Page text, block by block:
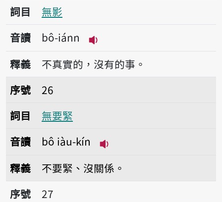
詞目
無影
音讀
bô-iánn
播放音讀bô-iánn
釋義
不真實的，沒有的事。
序號26無要緊
序號
26
詞目
無要緊
音讀
bô iàu-kín
釋義
不要緊、沒關係。
序號27無仝
序號
27